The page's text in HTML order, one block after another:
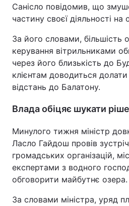
Санісло повідомив, що
частину своєї діяльності на
За його словами, більшість
керування вітрильниками
через його близькість до
клієнтам доводиться
відстань до Балатону.
Влада обіцяє шукати
Минулого тижня міністр
Ласло Гайдош провів
громадських організацій,
експертами з водного
обговорити майбутнє озера.
За словами міністра, уряд